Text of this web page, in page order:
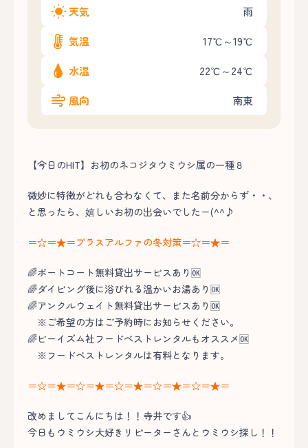
天気 雨
気温 17℃～19℃
水温 22℃～24℃
風向 南東
【今日のHIT】お初のネコジタウミウシ属の一種８
微妙に特徴がどれも合わなくて、また名前分からず・・、
と思ったら、嬉しいお初の出会いでしたー(^^♪
＝☆＝★＝プラスアルファの冬対策＝☆＝★＝
🌈ボートコート無料貸出サービスあり🆗
🌈ダイビング後に浴びれる温かいお湯あり🆗
🌈アンクルウェイト無料貸出サービスあり🆗
※ご希望の方はご予約時にお知らせください。
🌈ビーイズム社フードベストレンタルもオススメ🆗
※フードベストレンタルは有料となります。
＝☆＝★＝☆＝★＝☆＝★＝☆＝★＝☆＝★＝
改めましてこんにちは！！寺井です👍
今日もウミウシ大好きリピーターさんとウミウシ探し！！